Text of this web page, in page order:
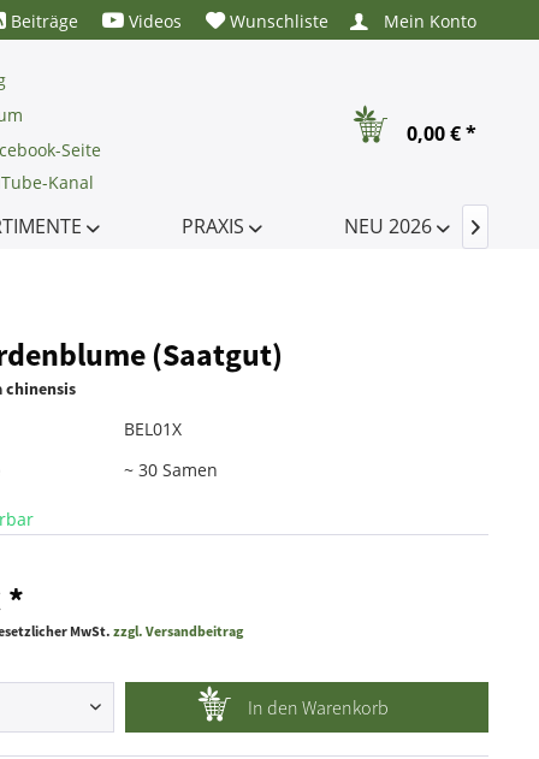
Beiträge Videos Wunschliste Mein Konto
Seite
Kanal
0,00 € *
PRAXIS NEU 2026 
(Saatgut)
chinensis
BEL01X
~ 30 Samen
*
MwSt.zzgl. Versandbeitrag
In den Warenkorb